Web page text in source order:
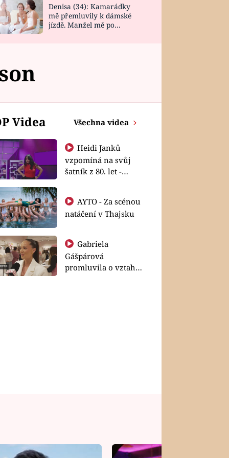
Denisa (34): Kamarádky
mě přemluvily k dámské
jízdě. Manžel mě po
Videa Všechna videa
Heidi Janků
vzpomíná na svůj
šatník z 80. let -
natáčení v Thajsku
Gabriela
Gášpárová
promluvila o vztahu